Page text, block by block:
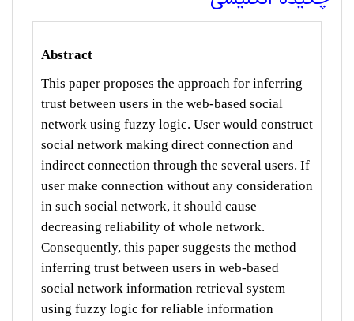
Abstract
This paper proposes the approach for inferring
trust between users in the web-based social
network using fuzzy logic. User would construct
social network making direct connection and
indirect connection through the several users. If
user make connection without any consideration
in such social network, it should cause
decreasing reliability of whole network.
Consequently, this paper suggests the method
inferring trust between users in web-based
social network information retrieval system
using fuzzy logic for reliable information